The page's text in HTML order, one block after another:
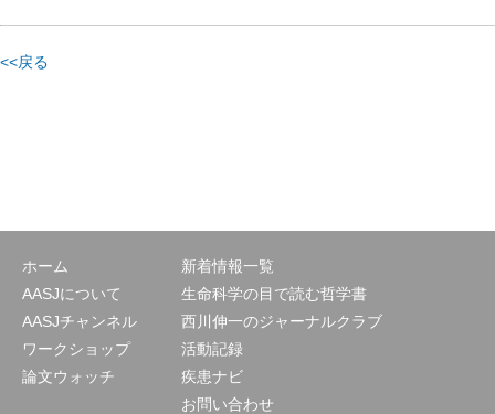
<<戻る
ホーム
AASJについて
AASJチャンネル
ワークショップ
論文ウォッチ
新着情報一覧
生命科学の目で読む哲学書
西川伸一のジャーナルクラブ
活動記録
疾患ナビ
お問い合わせ